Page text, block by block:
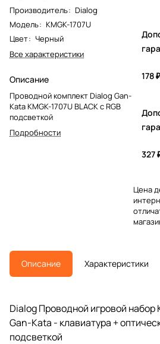
Производитель: Dialog
Модель: KMGK-1707U
Цвет: Черный
Все характеристики
Описание
Проводной комплект Dialog Gan-
Kata KMGK-1707U BLACK с RGB
подсветкой
Подробности
178 ₽
327
Цена
Описание Характеристики
Dialog Проводной игровой набор
Gan-Kata - клавиатура +
подсветкой